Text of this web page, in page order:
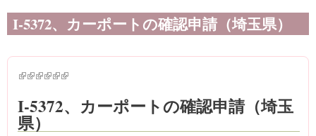
I-5372、カーポートの確認申請（埼玉県）
(link is external)
(link is external)
(link is external)
(link is external)
(link is external)
(link is external)
I-5372、カーポートの確認申請（埼玉
県）